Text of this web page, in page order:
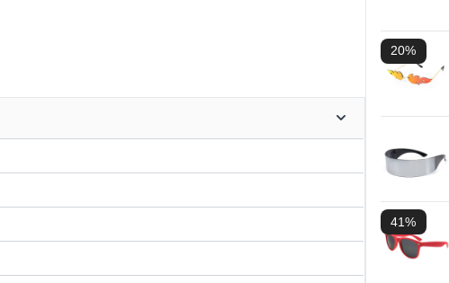
20%
41%